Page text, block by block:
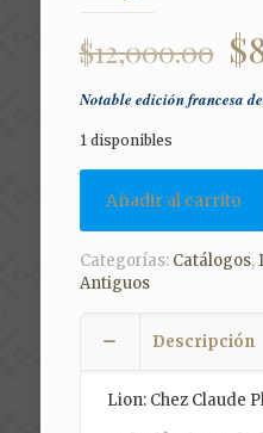
$12,000.00 $
Notable edición francesa
1 disponibles
Añadir al carrito
Categorías: Catálogos,
Antiguos
Descripción
Lion: Chez Claude